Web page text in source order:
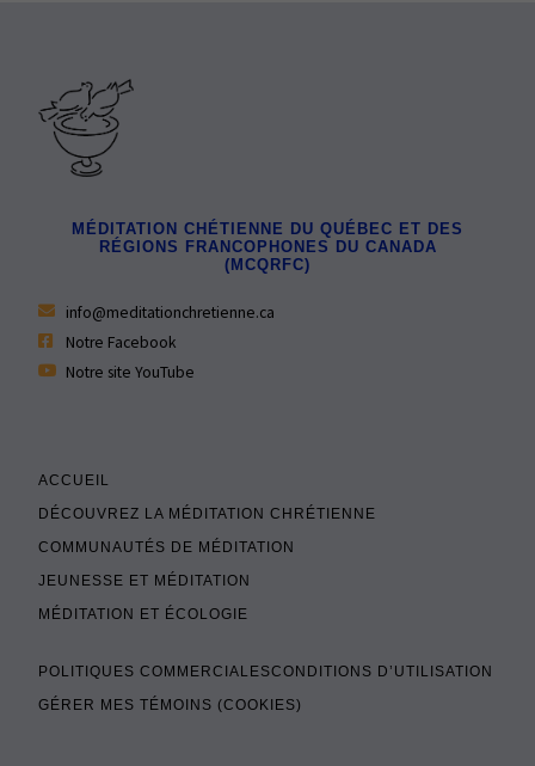
MÉDITATION CHÉTIENNE DU QUÉBEC ET DES
RÉGIONS FRANCOPHONES DU CANADA
(MCQRFC)
info@meditationchretienne.ca
Notre Facebook
Notre site YouTube
ACCUEIL
DÉCOUVREZ LA MÉDITATION CHRÉTIENNE
COMMUNAUTÉS DE MÉDITATION
JEUNESSE ET MÉDITATION
MÉDITATION ET ÉCOLOGIE
POLITIQUES COMMERCIALESCONDITIONS D’UTILISATION
GÉRER MES TÉMOINS (COOKIES)